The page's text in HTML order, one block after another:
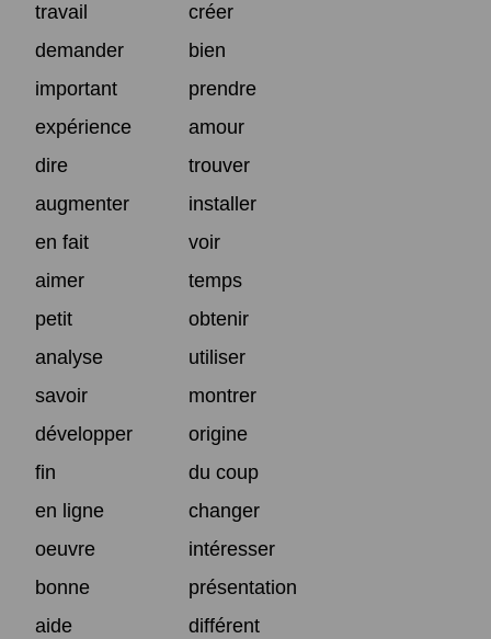
travail
créer
demander
bien
important
prendre
expérience
amour
dire
trouver
augmenter
installer
en fait
voir
aimer
temps
petit
obtenir
analyse
utiliser
savoir
montrer
développer
origine
fin
du coup
en ligne
changer
oeuvre
intéresser
bonne
présentation
aide
différent